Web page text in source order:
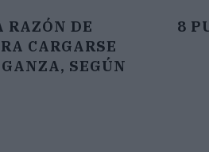
RAZÓN DE
CARGARSE
SEGÚN
8